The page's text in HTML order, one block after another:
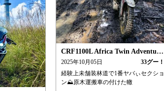
CRF1100L Africa Twin Adventure Sports/ES
2025年10月05日 33グー！
経験上未舗装林道で1番ヤバぃセクショ
ン⛰️原木運搬車の付けた轍